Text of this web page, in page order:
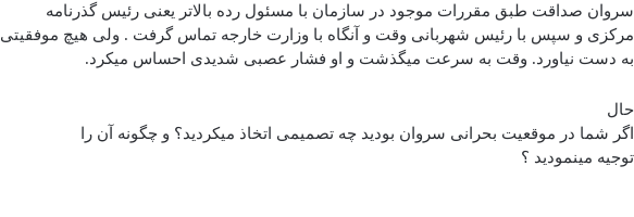
سروان صداقت طبق مقررات موجود در سازمان با مسئول رده بالاتر یعنی رئیس گذرنامه
مركزی و سپس با رئیس شهربانی وقت و آنگاه با وزارت خارجه تماس گرفت . ولی هیچ موفقیتی
به دست نیاورد. وقت به سرعت می‏گذشت و او فشار عصبی شدیدی احساس می‏كرد.
حال
اگر شما در موقعیت بحرانی سروان بودید چه تصمیمی اتخاذ می‏كردید؟ و چگونه آن را
توجیه می‏نمودید ؟